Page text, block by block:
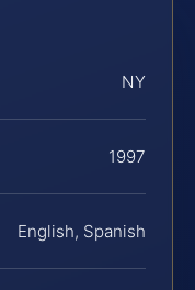
NY
1997
English, Spanish